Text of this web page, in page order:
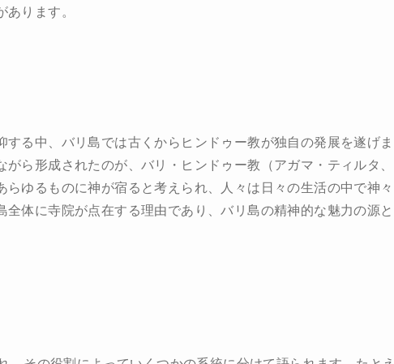
ります。
る中、バリ島では古くからヒンドゥー教が独自の発展を遂げま
ら形成されたのが、バリ・ヒンドゥー教（アガマ・ティルタ、
ゆるものに神が宿ると考えられ、人々は日々の生活の中で神々
体に寺院が点在する理由であり、バリ島の精神的な魅力の源と